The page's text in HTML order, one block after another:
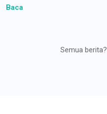
Baca
Semua berita?